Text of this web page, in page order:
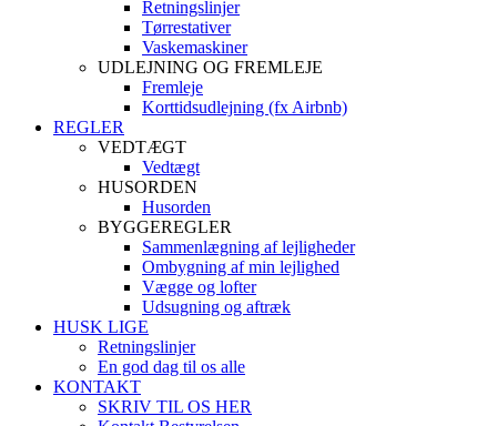
Retningslinjer
Tørrestativer
Vaskemaskiner
UDLEJNING OG FREMLEJE
Fremleje
Korttidsudlejning (fx Airbnb)
REGLER
VEDTÆGT
Vedtægt
HUSORDEN
Husorden
BYGGEREGLER
Sammenlægning af lejligheder
Ombygning af min lejlighed
Vægge og lofter
Udsugning og aftræk
HUSK LIGE
Retningslinjer
En god dag til os alle
KONTAKT
SKRIV TIL OS HER